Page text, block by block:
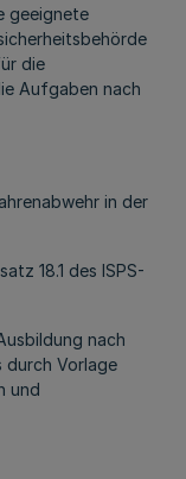
geeignete
die
Aufgaben nach
in der
18.1 des ISPS-
nach
durch Vorlage
und